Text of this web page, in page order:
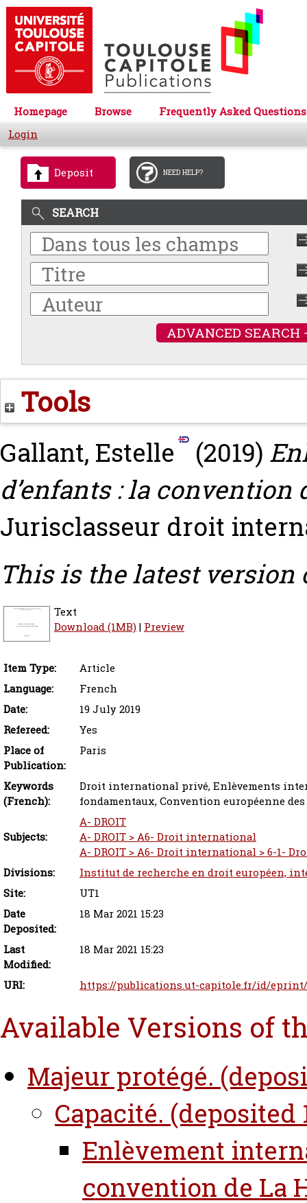
Homepage Browse
Frequently Asked Questions
Login
Deposit NEED HELP?
SEARCH
ADVANCED SEARCH
Tools
Gallant, Estelle (2019)
d’enfants : la convention
Jurisclasseur droit
This is the latest version
Text
Download (1MB)| Preview
Item Type:
Article
Language:
French
Date:
19 July 2019
Refereed:
Yes
Place of
Publication:
Paris
Keywords
(French):
Droit international privé, Enlèvements
fondamentaux, Convention européenne
Subjects:
A- DROIT
A- DROIT > A6- Droit international
A- DROIT > A6- Droit international > 6-1-
Divisions:
Institut de recherche en droit européen,
Site:
UT1
Date
Deposited:
18 Mar 2021 15:23
Last
Modified:
18 Mar 2021 15:23
URI: https://publications.ut-capitole.fr/id/eprint/
Available Versions of
Majeur protégé.
Capacité. (deposited
Enlèvement
convention de La